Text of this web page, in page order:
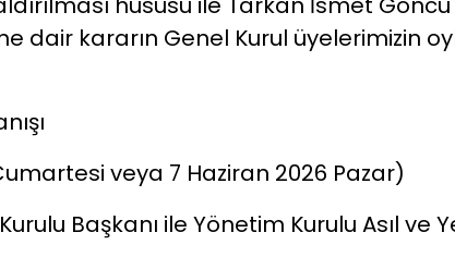
dair kararın Genel Kurul üyelerimizin
veya 7 Haziran 2026 Pazar)
Başkanı ile Yönetim Kurulu Asıl ve